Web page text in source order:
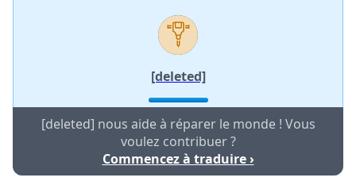
[deleted]
[deleted] nous aide à réparer le monde ! Vous
voulez contribuer ?
Commencez à traduire ›